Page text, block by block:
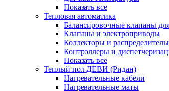
Показать все
Тепловая автоматика
Балансировочные клапаны
Клапаны и электроприводы
Коллекторы и
Контроллеры и
Показать все
Теплый пол ДЕВИ (Ридан)
Нагревательные кабели
Нагревательные маты